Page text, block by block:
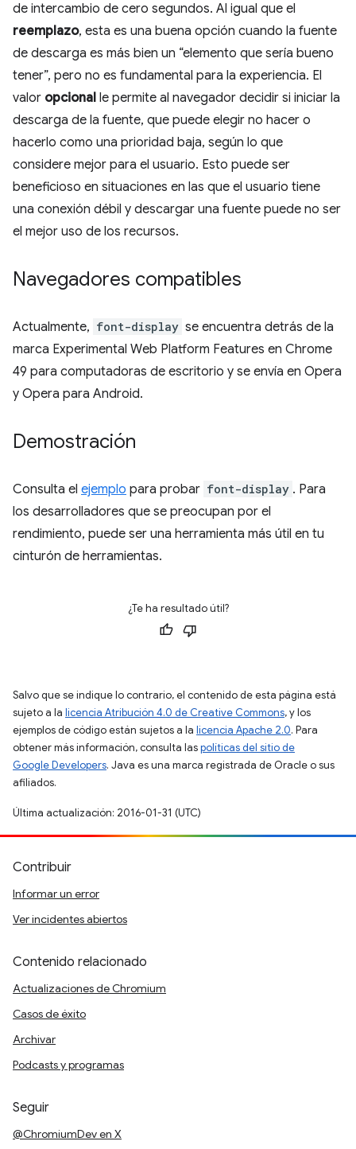
de intercambio de cero segundos. Al igual que el
reemplazo, esta es una buena opción cuando la fuente
de descarga es más bien un “elemento que sería bueno
tener”, pero no es fundamental para la experiencia. El
valor opcional le permite al navegador decidir si iniciar la
descarga de la fuente, que puede elegir no hacer o
hacerlo como una prioridad baja, según lo que
considere mejor para el usuario. Esto puede ser
beneficioso en situaciones en las que el usuario tiene
una conexión débil y descargar una fuente puede no ser
el mejor uso de los recursos.
Navegadores compatibles
Actualmente, font-display se encuentra detrás de la
marca Experimental Web Platform Features en Chrome
49 para computadoras de escritorio y se envía en Opera
y Opera para Android.
Demostración
Consulta el ejemplo para probar font-display . Para
los desarrolladores que se preocupan por el
rendimiento, puede ser una herramienta más útil en tu
cinturón de herramientas.
¿Te ha resultado útil?
Salvo que se indique lo contrario, el contenido de esta página está
sujeto a la licencia Atribución 4.0 de Creative Commons, y los
ejemplos de código están sujetos a la licencia Apache 2.0. Para
obtener más información, consulta laspolíticas del sitio de
Google Developers. Java es una marca registrada de Oracle o sus
afiliados.
Última actualización: 2016-01-31 (UTC)
Contribuir
Informar un error
Ver incidentes abiertos
Contenido relacionado
Actualizaciones de Chromium
Casos de éxito
Archivar
Podcasts y programas
Seguir
@ChromiumDev en X